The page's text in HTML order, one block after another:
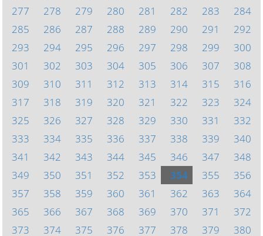
277
278 279 280 281 282 283
284
285
286 287 288 289 290 291
292
293
294 295 296 297 298 299
300
301
302 303 304 305 306 307
308
309
310 311 312 313 314 315
316
317
318 319 320 321 322 323
324
325
326 327 328 329 330 331
332
333
334 335 336 337 338 339
340
341
342 343 344 345 346 347
348
349
350 351 352 353 354 355
356
357
358 359 360 361 362 363
364
365
366 367 368 369 370 371
372
373
374 375 376 377 378 379 380